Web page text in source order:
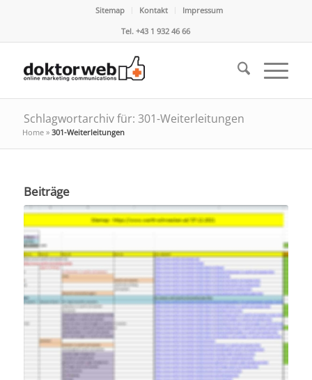
Sitemap Kontakt
Impressum
Tel. +43 1 932 46 66
Schlagwortarchiv für: 301-Weiterleitungen
Home» 301-Weiterleitungen
Beiträge